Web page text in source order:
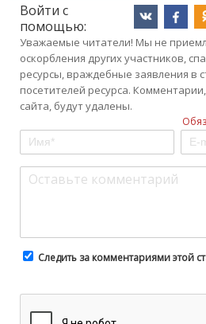
Войти с
помощью:
Уважаемые читатели! Мы не
оскорбления других участников,
ресурсы, враждебные заявления в
посетителей ресурса.
сайта, будут удалены.
Следить за комментариями этой